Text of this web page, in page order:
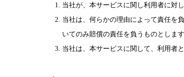
当社が、本サービスに関し利用者に対
当社は、何らかの理由によって責任を
いてのみ賠償の責任を負うものとします
当社は、本サービスに関して、利用者